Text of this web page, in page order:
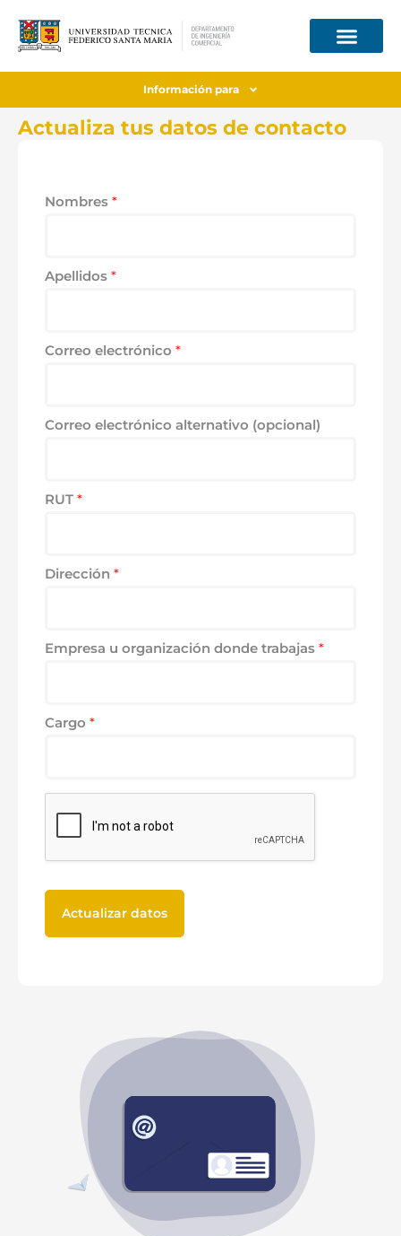
Información para
Actualiza tus datos de contacto
Nombres *
Apellidos *
Correo electrónico *
Correo electrónico alternativo (opcional)
RUT *
Dirección *
Empresa u organización donde trabajas *
Cargo *
Actualizar datos